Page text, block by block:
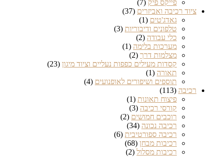
פייקס פיק (7)
ציוד רכיבה ואביזרים (37)
גאדג'טים (1)
טלפונים ודיבוריות (3)
כלי עבודה (2)
מערכות בלימה (1)
מצלמות דרך (2)
קסדות מעילים כפפות נעליים וציוד מיגון (23)
תאורה (1)
תוספים ושיפורים לאופנועים (4)
רכיבה (113)
פיצוח תאונות (1)
קורסי רכיבה (3)
רוכבים חמושים (2)
רכיבה נכונה (34)
רכיבה ספורטיבית (6)
רכיבות מבחן (68)
רכיבות מסלול (2)